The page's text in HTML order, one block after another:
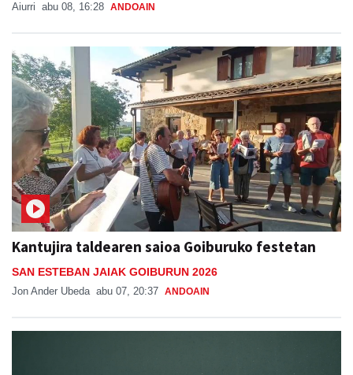
Aiurri abu 08, 16:28 ANDOAIN
Kantujira taldearen saioa Goiburuko festetan
SAN ESTEBAN JAIAK GOIBURUN 2026
Jon Ander Ubeda abu 07, 20:37 ANDOAIN